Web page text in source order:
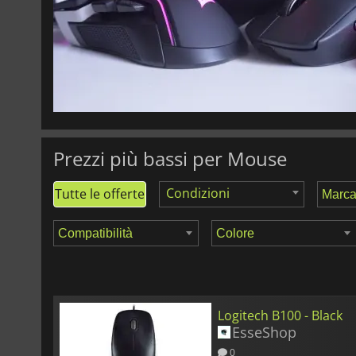
108.29
Prezzi più bassi per Mouse
Tutte le offerte Condizioni
Logitech B100 - Black
EsseShop
0